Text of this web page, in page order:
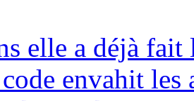
elle a déjà
envahit les